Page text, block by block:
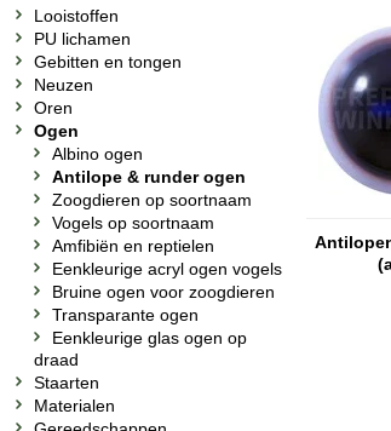
Looistoffen
PU lichamen
Gebitten en tongen
Neuzen
Oren
Ogen
Albino ogen
Antilope & runder ogen
Zoogdieren op soortnaam
Vogels op soortnaam
Amfibiën en reptielen
Eenkleurige acryl ogen vogels
Bruine ogen voor zoogdieren
Transparante ogen
Eenkleurige glas ogen op
draad
Staarten
Materialen